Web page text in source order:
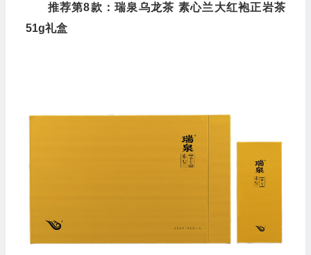
推荐第8款：瑞泉乌龙茶 素心兰大红袍正岩茶
51g礼盒